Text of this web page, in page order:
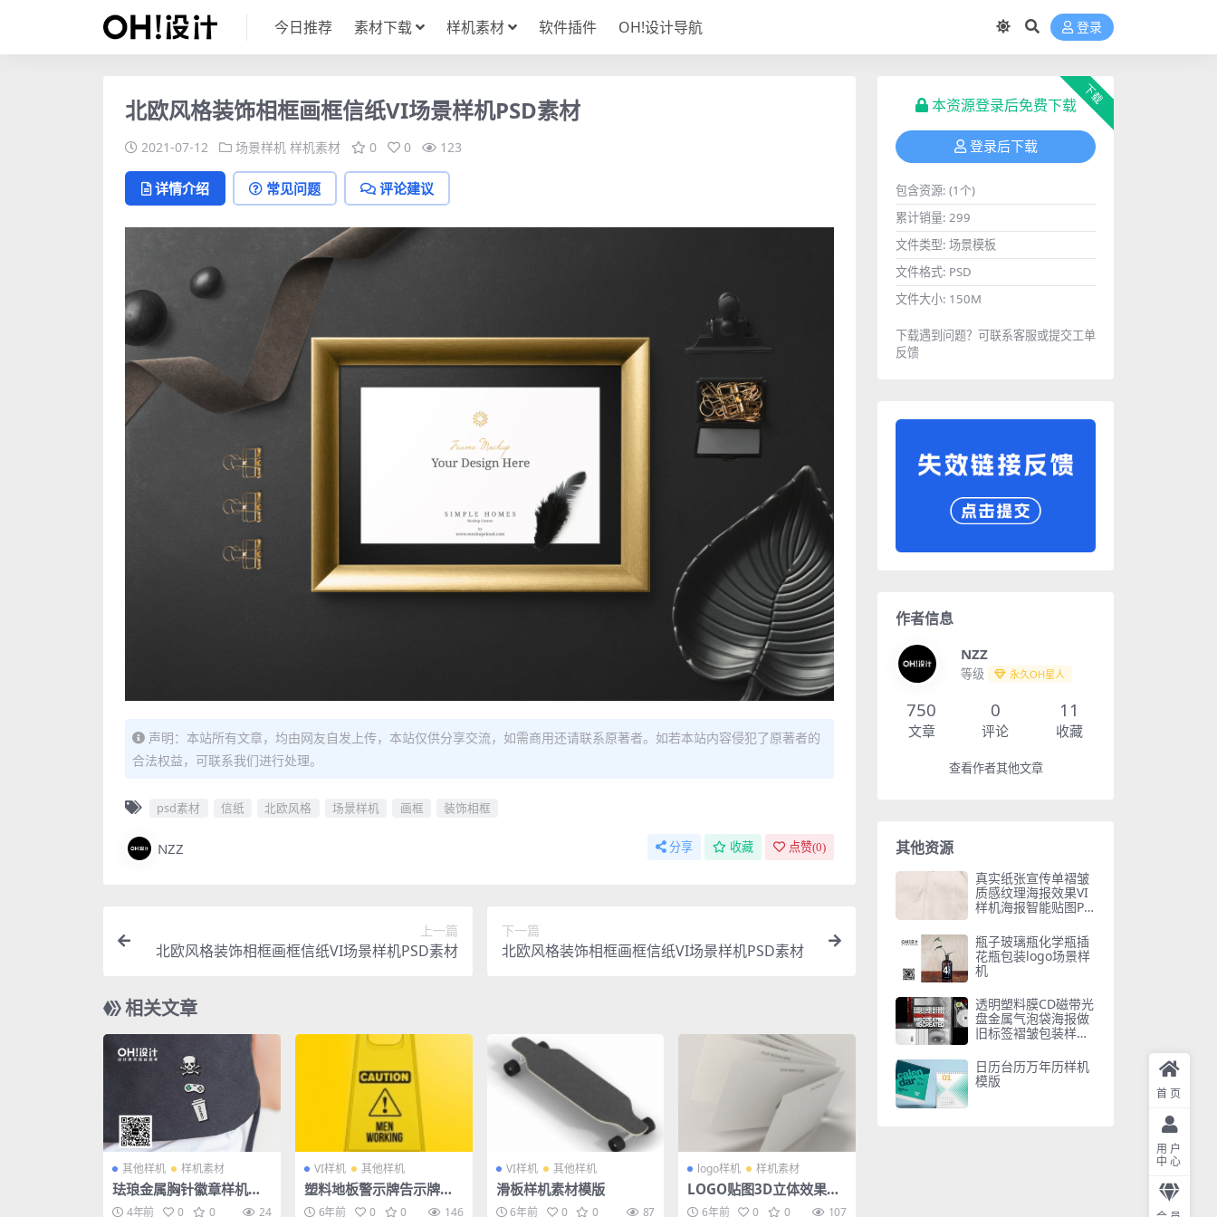
今日推荐 素材下载 样机素材 软件插件 OH!设计导航 登录
北欧风格装饰相框画框信纸VI场景样机PSD素材
2021-07-12 场景样机 样机素材 0 0 123
详情介绍 常见问题 评论建议
声明：本站所有文章，均由网友自发上传，本站仅供分享交流，如需商用还请联系原著者。如若本站内容侵犯了原著者的
合法权益，可联系我们进行处理。
psd素材 信纸 北欧风格 场景样机 画框 装饰相框
NZZ 分享 收藏 点赞(0)
上一篇
北欧风格装饰相框画框信纸VI场景样机PSD素材
下一篇
北欧风格装饰相框画框信纸VI场景样机PSD素材
相关文章
其他样机 样机素材
珐琅金属胸针徽章样机素
材 4年前 0 0 24
VI样机 其他样机
塑料地板警示牌告示牌信
号牌路障效果图样机贴图
6年前 0 0 146
VI样机 其他样机
滑板样机素材模版
6年前 0 0 87
logo样机 样机素材
LOGO贴图3D立体效果VI
导视智能贴图PS样机素材
6年前 0 0 107
下载
本资源登录后免费下载
登录后下载
包含资源: (1个)
累计销量: 299
文件类型: 场景模板
文件格式: PSD
文件大小: 150M
下载遇到问题？可联系客服或提交工单
反馈
作者信息
NZZ
等级 永久OH星人
750
文章
0
评论
11
收藏
查看作者其他文章
其他资源
真实纸张宣传单褶皱
质感纹理海报效果VI
样机海报智能贴图PS
瓶子玻璃瓶化学瓶插
花瓶包装logo场景样
机
透明塑料膜CD磁带光
盘金属气泡袋海报做
旧标签褶皱包装样机
日历台历万年历样机
模版
首页
用户
中心